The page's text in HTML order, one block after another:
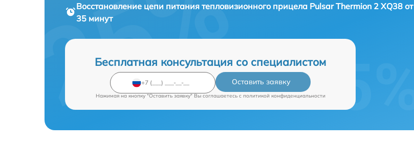
Восстановление цепи питания тепловизионного прицела Pulsar Thermion 2 XQ38 от
35 минут
Бесплатная консультация со специалистом
Оставить заявку
Нажимая на кнопку "Оставить заявку" Вы соглашаетесь c политикой конфиденциальности